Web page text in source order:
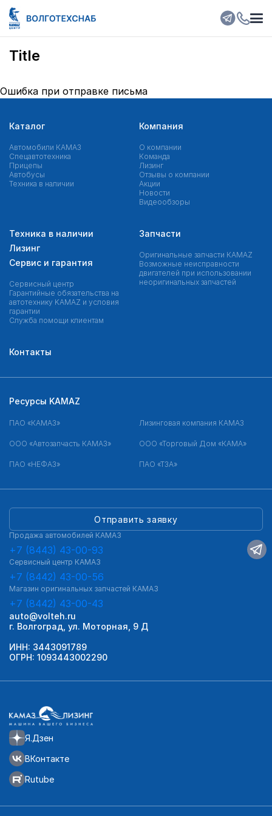
Title
Ошибка при отправке письма
Каталог
Автомобили КАМАЗ
Спецавтотехника
Прицепы
Автобусы
Техника в наличии
Компания
О компании
Команда
Лизинг
Отзывы о компании
Акции
Новости
Видеообзоры
Техника в наличии
Лизинг
Сервис и гарантия
Сервисный центр
Гарантийные обязательства на
автотехнику KAMAZ и условия
гарантии
Служба помощи клиентам
Запчасти
Оригинальные запчасти КAMAZ
Возможные неисправности
двигателей при использовании
неоригинальных запчастей
Контакты
Я.Дзен
ВКонтакте
Rutube
Отправить заявку
Продажа автомобилей КАМАЗ
+7 (8443) 43-00-93
Сервисный центр КАМАЗ
+7 (8442) 43-00-56
Магазин оригинальных запчастей КАМАЗ
+7 (8442) 43-00-43
auto@volteh.ru
г. Волгоград, ул. Моторная, 9 Д
ИНН: 3443091789
ОГРН: 1093443002290
Ресурсы KAMAZ
ПАО «КАМАЗ» Лизинговая компания КАМАЗ
ООО «Автозапчасть КАМАЗ» ООО «Торговый Дом «КАМА»
ПАО «НЕФАЗ» ПАО «ТЗА»